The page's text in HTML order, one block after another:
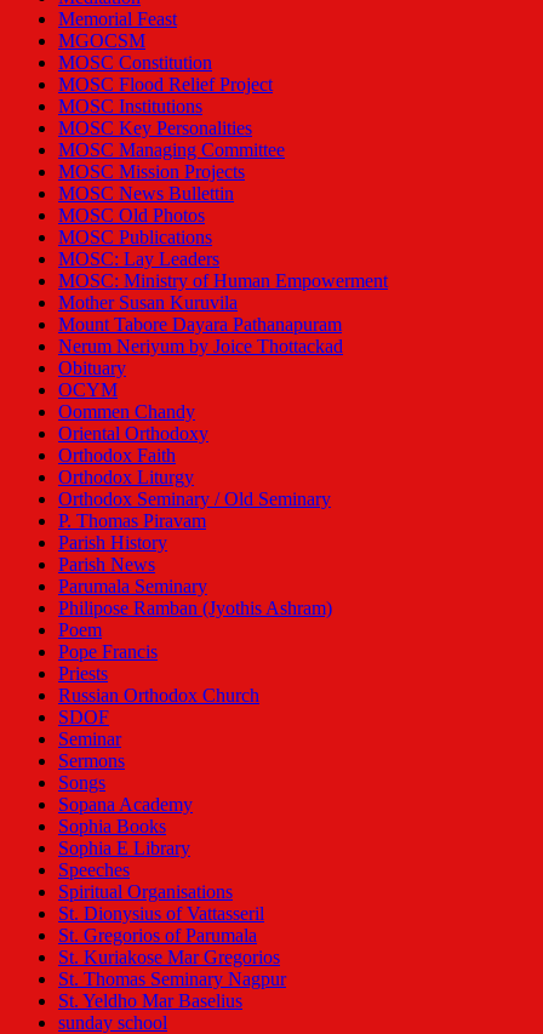
Memorial Feast
MGOCSM
MOSC Constitution
MOSC Flood Relief Project
MOSC Institutions
MOSC Key Personalities
MOSC Managing Committee
MOSC Mission Projects
MOSC News Bullettin
MOSC Old Photos
MOSC Publications
MOSC: Lay Leaders
MOSC: Ministry of Human Empowerment
Mother Susan Kuruvila
Mount Tabore Dayara Pathanapuram
Nerum Neriyum by Joice Thottackad
Obituary
OCYM
Oommen Chandy
Oriental Orthodoxy
Orthodox Faith
Orthodox Liturgy
Orthodox Seminary / Old Seminary
P. Thomas Piravam
Parish History
Parish News
Parumala Seminary
Philipose Ramban (Jyothis Ashram)
Poem
Pope Francis
Priests
Russian Orthodox Church
SDOF
Seminar
Sermons
Songs
Sopana Academy
Sophia Books
Sophia E Library
Speeches
Spiritual Organisations
St. Dionysius of Vattasseril
St. Gregorios of Parumala
St. Kuriakose Mar Gregorios
St. Thomas Seminary Nagpur
St. Yeldho Mar Baselius
sunday school